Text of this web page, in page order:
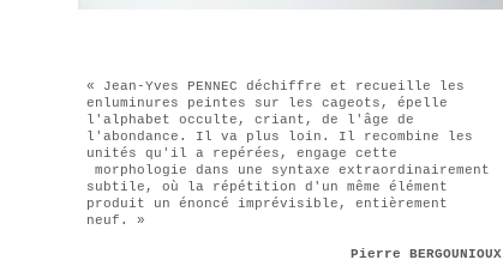
« Jean-Yves PENNEC déchiffre et recueille les
enluminures peintes sur les cageots, épelle
l'alphabet occulte, criant, de l'âge de
l'abondance. Il va plus loin. Il recombine les
unités qu'il a repérées, engage cette
morphologie dans une syntaxe extraordinairement
subtile, où la répétition d'un même élément
produit un énoncé imprévisible, entièrement
neuf. »
Pierre BERGOUNIOUX